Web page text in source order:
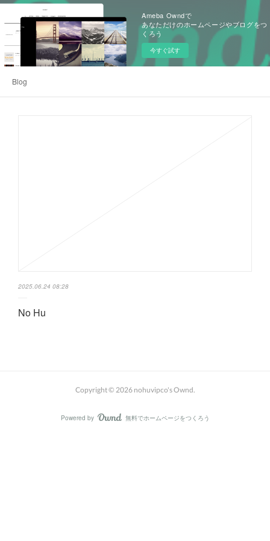
Ameba Owndで
あなただけのホームページやブログをつ
くろう
今すぐ試す
Blog
2025.06.24 08:28
No Hu
Copyright © 2026 nohuvipco's Ownd.
Powered by AmebaOwnd
無料でホームページをつくろう